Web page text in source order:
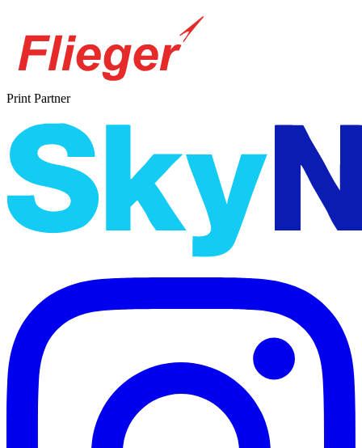
Print Partner